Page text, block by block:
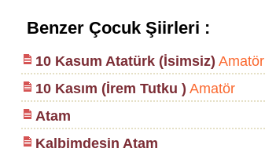
Benzer Çocuk Şiirleri :
10 Kasum Atatürk (İsimsiz) Amatör
10 Kasım (İrem Tutku ) Amatör
Atam
Kalbimdesin Atam